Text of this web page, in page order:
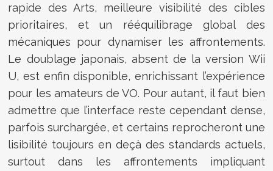
rapide des Arts, meilleure visibilité des cibles
prioritaires, et un rééquilibrage global des
mécaniques pour dynamiser les affrontements.
Le doublage japonais, absent de la version Wii
U, est enfin disponible, enrichissant l’expérience
pour les amateurs de VO. Pour autant, il faut bien
admettre que l’interface reste cependant dense,
parfois surchargée, et certains reprocheront une
lisibilité toujours en deçà des standards actuels,
surtout dans les affrontements impliquant